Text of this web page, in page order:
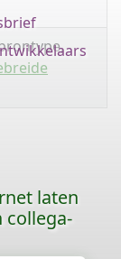
laten
collega-